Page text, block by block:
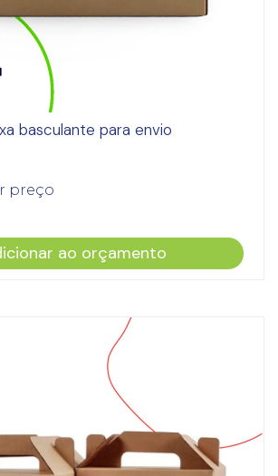
basculante para envio
preço
ao orçamento